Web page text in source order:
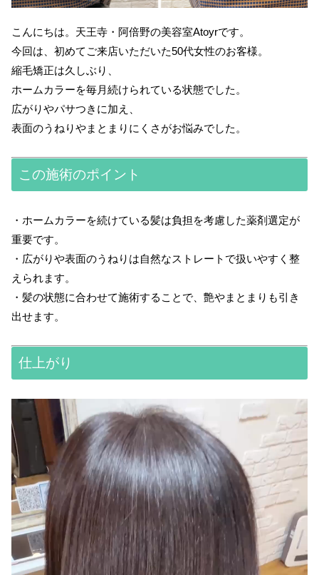
こんにちは。天王寺・阿倍野の美容室Atoyrです。
今回は、初めてご来店いただいた50代女性のお客様。
縮毛矯正は久しぶり、
ホームカラーを毎月続けられている状態でした。
広がりやパサつきに加え、
表面のうねりやまとまりにくさがお悩みでした。
この施術のポイント
・ホームカラーを続けている髪は負担を考慮した薬剤選定が
重要です。
・広がりや表面のうねりは自然なストレートで扱いやすく整
えられます。
・髪の状態に合わせて施術することで、艶やまとまりも引き
出せます。
仕上がり
プ
レ
ー
ヤ
ー